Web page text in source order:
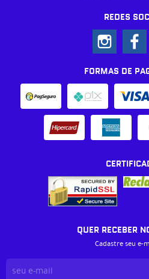
REDES
FORMAS DE
QUER RECEBER
Cadastre seu e-